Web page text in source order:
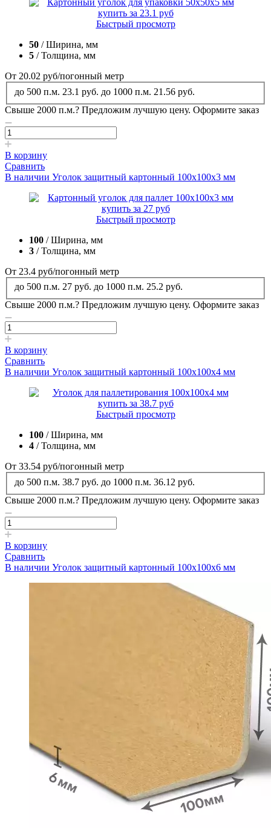
Быстрый просмотр
50 / Ширина, мм
5 / Толщина, мм
От 20.02 руб/погонный метр
до 500 п.м. 23.1 руб. до 1000 п.м. 21.56 руб.
Свыше 2000 п.м.? Предложим лучшую цену. Оформите заказ
В корзину
Сравнить
В наличии Уголок защитный картонный 100x100x3 мм
Быстрый просмотр
100 / Ширина, мм
3 / Толщина, мм
От 23.4 руб/погонный метр
до 500 п.м. 27 руб. до 1000 п.м. 25.2 руб.
Свыше 2000 п.м.? Предложим лучшую цену. Оформите заказ
В корзину
Сравнить
В наличии Уголок защитный картонный 100x100x4 мм
Быстрый просмотр
100 / Ширина, мм
4 / Толщина, мм
От 33.54 руб/погонный метр
до 500 п.м. 38.7 руб. до 1000 п.м. 36.12 руб.
Свыше 2000 п.м.? Предложим лучшую цену. Оформите заказ
В корзину
Сравнить
В наличии Уголок защитный картонный 100x100x6 мм